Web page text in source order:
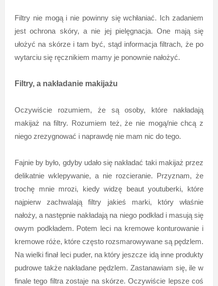
Filtry nie mogą i nie powinny się wchłaniać. Ich zadaniem
jest ochrona skóry, a nie jej pielęgnacja. One mają się
ułożyć na skórze i tam być, stąd informacja filtrach, że po
wytarciu się ręcznikiem mamy je ponownie nałożyć.
Filtry, a nakładanie makijażu
Oczywiście rozumiem, że są osoby, które nakładają
makijaż na filtry. Rozumiem też, że nie mogą/nie chcą z
niego zrezygnować i naprawdę nie mam nic do tego.
Fajnie by było, gdyby udało się nakładać taki makijaż przez
delikatnie wklepywanie, a nie rozcieranie. Przyznam, że
trochę mnie mrozi, kiedy widzę beaut youtuberki, które
najpierw zachwalają filtry jakieś marki, który właśnie
nałoży, a następnie nakładają na niego podkład i masują się
owym podkładem. Potem leci na kremowe konturowanie i
kremowe róże, które często rozsmarowywane są pędzlem.
Na wielki finał leci puder, na który jeszcze idą inne produkty
pudrowe także nakładane pędzlem. Zastanawiam się, ile w
finale tego filtra zostaje na skórze. Oczywiście lepsze coś